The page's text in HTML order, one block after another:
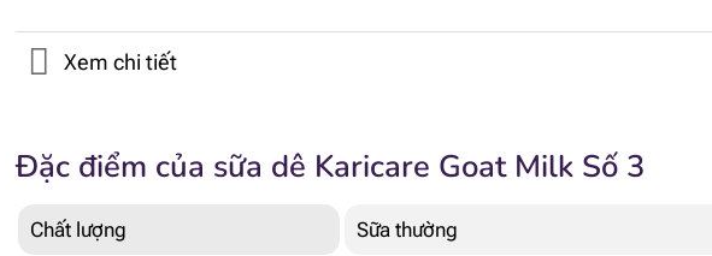
Xem chi tiết
Đặc điểm của sữa dê Karicare Goat Milk Số 3
Chất lượng Sữa thường